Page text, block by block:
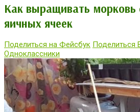
Как выращивать
яичных ячеек
Поделиться на Фейсбук Поделиться
Одноклассники